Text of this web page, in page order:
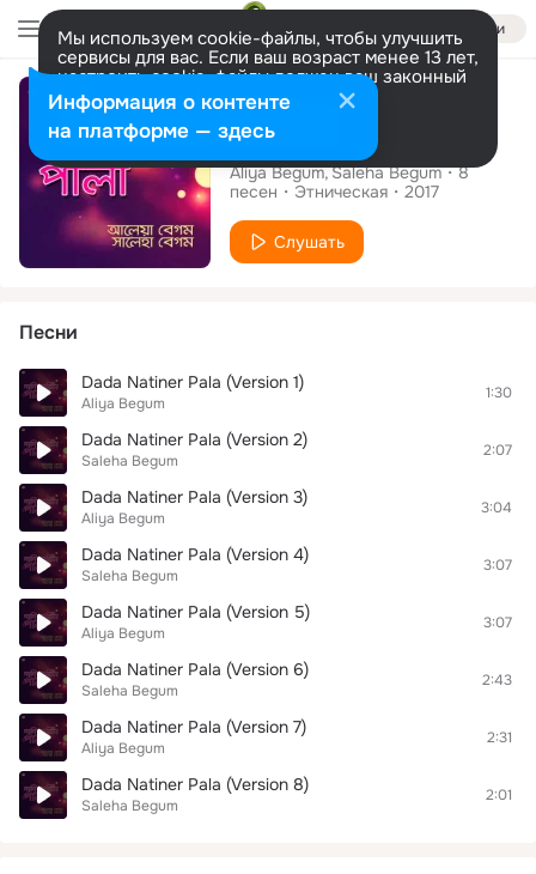
Войти
Мы используем cookie-файлы, чтобы улучшить
сервисы для вас. Если ваш возраст менее 13 лет,
настроить cookie-файлы должен ваш законный
представитель. Больше информации
Разрешить все Настроить
Альбом
Dada Natiner Pala
Aliya Begum Saleha Begum
8
песен
Этническая 2017
Слушать
Песни
Dada Natiner Pala (Version 1)
Aliya Begum
1:30
Dada Natiner Pala (Version 2)
Saleha Begum
2:07
Dada Natiner Pala (Version 3)
Aliya Begum
3:04
Dada Natiner Pala (Version 4)
Saleha Begum
3:07
Dada Natiner Pala (Version 5)
Aliya Begum
3:07
Dada Natiner Pala (Version 6)
Saleha Begum
2:43
Dada Natiner Pala (Version 7)
Aliya Begum
2:31
Dada Natiner Pala (Version 8)
Saleha Begum
2:01
Информация о контенте
на платформе — здесь